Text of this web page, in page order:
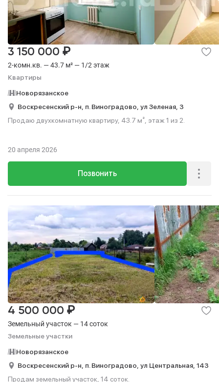
2-комн.кв. — 43.7 м² — 1/2 этаж
Квартиры
3 150 000 ₽
Новорязанское
Воскресенский р-н, п. Виноградово, ул Зеленая, 3
Продаю двухкомнатную квартиру, 43.7 м², этаж 1 из 2.
Позвонить
20 апреля 2026
Земельный участок — 14 соток
Земельные участки
4 500 000 ₽
Новорязанское
Воскресенский р-н, п. Виноградово, ул Центральная, 143
Продам земельный участок, 14 соток.